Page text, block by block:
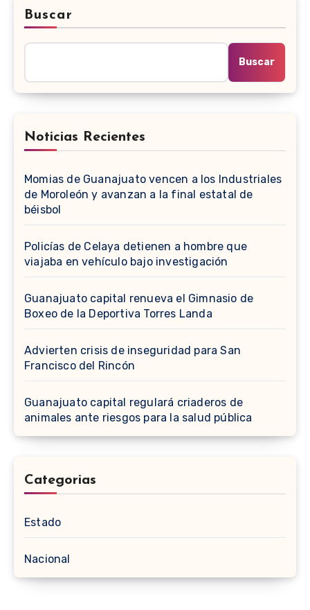
Buscar
Buscar
Noticias Recientes
Momias de Guanajuato vencen a los Industriales
de Moroleón y avanzan a la final estatal de
béisbol
Policías de Celaya detienen a hombre que
viajaba en vehículo bajo investigación
Guanajuato capital renueva el Gimnasio de
Boxeo de la Deportiva Torres Landa
Advierten crisis de inseguridad para San
Francisco del Rincón
Guanajuato capital regulará criaderos de
animales ante riesgos para la salud pública
Categorias
Estado
Nacional